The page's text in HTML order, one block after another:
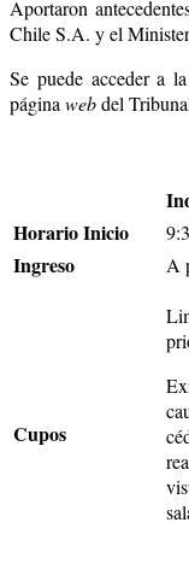
Aportaron
Chile S.A. y el
Se puede acceder a
páginawebdel
Horario Inicio
Ingreso A
Cupos